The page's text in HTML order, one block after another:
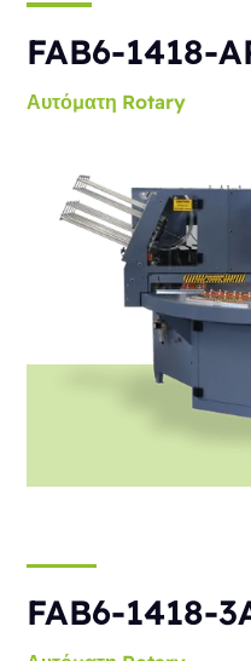
FAB6-1418-
Αυτόματη Rotary
FAB6-1418-